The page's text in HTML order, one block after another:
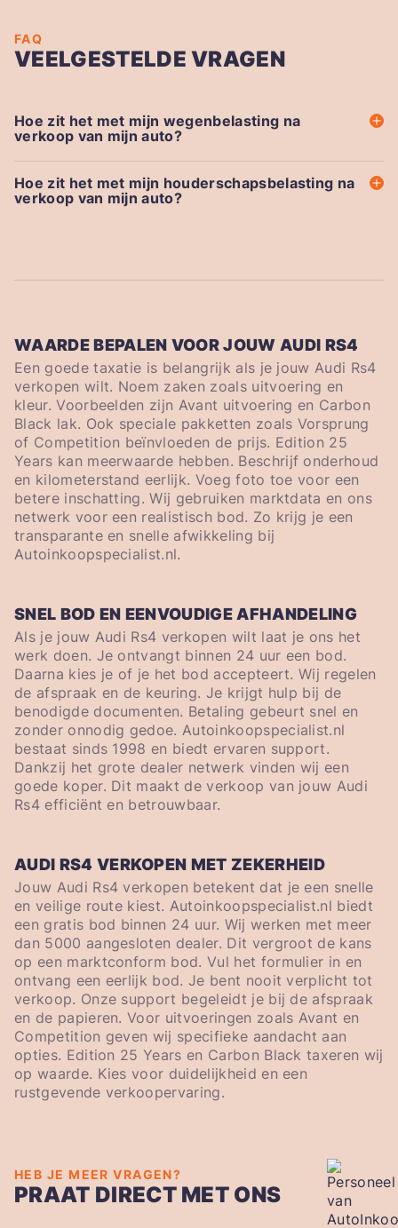
FAQ
VEELGESTELDE VRAGEN
Hoe zit het met mijn wegenbelasting na
verkoop van mijn auto?
Hoe zit het met mijn houderschapsbelasting na
verkoop van mijn auto?
WAARDE BEPALEN VOOR JOUW AUDI RS4
Een goede taxatie is belangrijk als je jouw Audi Rs4
verkopen wilt. Noem zaken zoals uitvoering en
kleur. Voorbeelden zijn Avant uitvoering en Carbon
Black lak. Ook speciale pakketten zoals Vorsprung
of Competition beïnvloeden de prijs. Edition 25
Years kan meerwaarde hebben. Beschrijf onderhoud
en kilometerstand eerlijk. Voeg foto toe voor een
betere inschatting. Wij gebruiken marktdata en ons
netwerk voor een realistisch bod. Zo krijg je een
transparante en snelle afwikkeling bij
Autoinkoopspecialist.nl.
SNEL BOD EN EENVOUDIGE AFHANDELING
Als je jouw Audi Rs4 verkopen wilt laat je ons het
werk doen. Je ontvangt binnen 24 uur een bod.
Daarna kies je of je het bod accepteert. Wij regelen
de afspraak en de keuring. Je krijgt hulp bij de
benodigde documenten. Betaling gebeurt snel en
zonder onnodig gedoe. Autoinkoopspecialist.nl
bestaat sinds 1998 en biedt ervaren support.
Dankzij het grote dealer netwerk vinden wij een
goede koper. Dit maakt de verkoop van jouw Audi
Rs4 efficiënt en betrouwbaar.
AUDI RS4 VERKOPEN MET ZEKERHEID
Jouw Audi Rs4 verkopen betekent dat je een snelle
en veilige route kiest. Autoinkoopspecialist.nl biedt
een gratis bod binnen 24 uur. Wij werken met meer
dan 5000 aangesloten dealer. Dit vergroot de kans
op een marktconform bod. Vul het formulier in en
ontvang een eerlijk bod. Je bent nooit verplicht tot
verkoop. Onze support begeleidt je bij de afspraak
en de papieren. Voor uitvoeringen zoals Avant en
Competition geven wij specifieke aandacht aan
opties. Edition 25 Years en Carbon Black taxeren wij
op waarde. Kies voor duidelijkheid en een
rustgevende verkoopervaring.
HEB JE MEER VRAGEN?
PRAAT DIRECT MET ONS